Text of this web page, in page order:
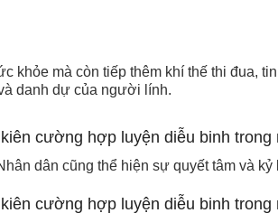
khỏe mà còn tiếp thêm khí thế thi đua,
danh dự của người lính.
dân cũng thể hiện sự quyết tâm và kỷ